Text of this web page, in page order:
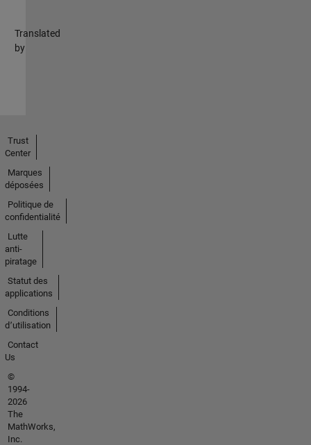
Translated
by
Trust
Center
Marques
déposées
Politique de
confidentialité
Lutte
anti-
piratage
Statut des
applications
Conditions
d՚utilisation
Contact
Us
©
1994-
2026
The
MathWorks,
Inc.